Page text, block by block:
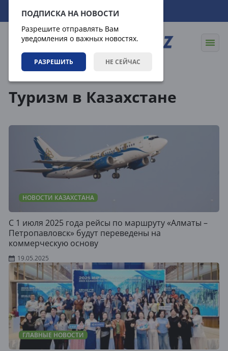
ПОДПИСКА НА НОВОСТИ
Разрешите отправлять Вам
уведомления о важных новостях.
РАЗРЕШИТЬ НЕ СЕЙЧАС
10.08.2026 15:53:30
Туризм в Казахстане
НОВОСТИ КАЗАХСТАНА
С 1 июля 2025 года рейсы по маршруту «Алматы –
Петропавловск» будут переведены на
коммерческую основу
19.05.2025
ГЛАВНЫЕ НОВОСТИ